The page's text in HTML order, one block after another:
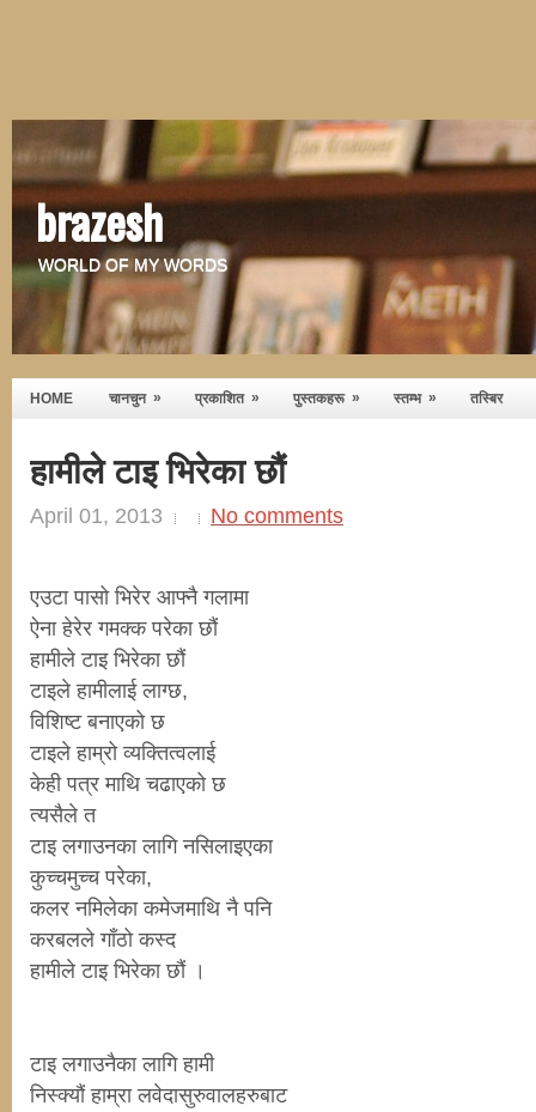
brazesh
WORLD OF MY WORDS
HOME चानचुन » प्रकाशित » पुस्तकहरू » स्तम्भ » तस्बिर
हामीले टाइ भिरेका छौं
April 01, 2013 No comments
एउटा पासो भिरेर आफ्नै गलामा
ऐना हेरेर गमक्क परेका छौं
हामीले टाइ भिरेका छौं
टाइले हामीलाई लाग्छ,
विशिष्ट बनाएको छ
टाइले हाम्रो व्यक्तित्वलाई
केही पत्र माथि चढाएको छ
त्यसैले त
टाइ लगाउनका लागि नसिलाइएका
कुच्चमुच्च परेका,
कलर नमिलेका कमेजमाथि नै पनि
करबलले गाँठो कस्द
हामीले टाइ भिरेका छौं ।
टाइ लगाउनैका लागि हामी
निस्क्यौं हाम्रा लवेदासुरुवालहरुबाट